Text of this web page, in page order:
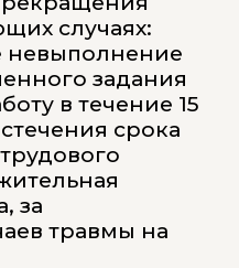
случаях:
невыполнение
задания
в течение 15
срока
за
травмы на